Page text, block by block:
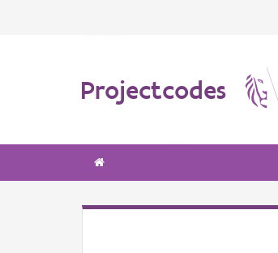
Projectcodes